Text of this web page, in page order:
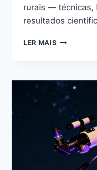
rurais — técnicas,
resultados
LER MAIS GALÁXIAS
ESCALA:
GUIA
PARA